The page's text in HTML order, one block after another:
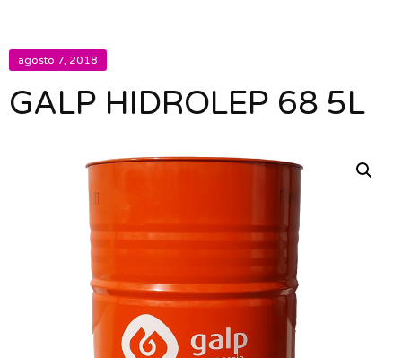
agosto 7, 2018
GALP HIDROLEP 68 5L